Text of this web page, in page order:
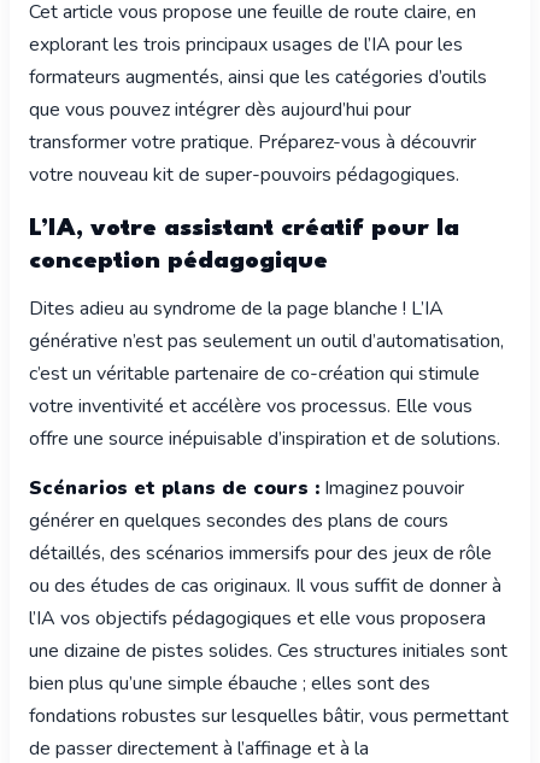
Cet article vous propose une feuille de route claire, en
explorant les trois principaux usages de l’IA pour les
formateurs augmentés, ainsi que les catégories d’outils
que vous pouvez intégrer dès aujourd’hui pour
transformer votre pratique. Préparez-vous à découvrir
votre nouveau kit de super-pouvoirs pédagogiques.
L’IA, votre assistant créatif pour la
conception pédagogique
Dites adieu au syndrome de la page blanche ! L’IA
générative n’est pas seulement un outil d’automatisation,
c’est un véritable partenaire de co-création qui stimule
votre inventivité et accélère vos processus. Elle vous
offre une source inépuisable d’inspiration et de solutions.
Scénarios et plans de cours : Imaginez pouvoir
générer en quelques secondes des plans de cours
détaillés, des scénarios immersifs pour des jeux de rôle
ou des études de cas originaux. Il vous suffit de donner à
l’IA vos objectifs pédagogiques et elle vous proposera
une dizaine de pistes solides. Ces structures initiales sont
bien plus qu’une simple ébauche ; elles sont des
fondations robustes sur lesquelles bâtir, vous permettant
de passer directement à l’affinage et à la